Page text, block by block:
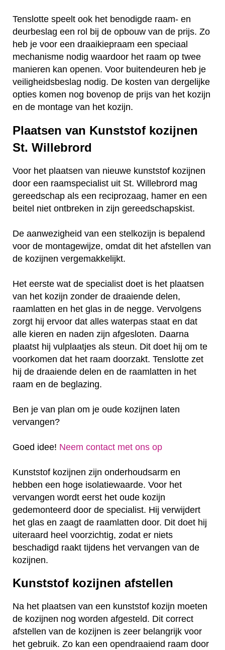
Tenslotte speelt ook het benodigde raam- en
deurbeslag een rol bij de opbouw van de prijs. Zo
heb je voor een draaikiepraam een speciaal
mechanisme nodig waardoor het raam op twee
manieren kan openen. Voor buitendeuren heb je
veiligheidsbeslag nodig. De kosten van dergelijke
opties komen nog bovenop de prijs van het kozijn
en de montage van het kozijn.
Plaatsen van Kunststof kozijnen
St. Willebrord
Voor het plaatsen van nieuwe kunststof kozijnen
door een raamspecialist uit St. Willebrord mag
gereedschap als een reciprozaag, hamer en een
beitel niet ontbreken in zijn gereedschapskist.
De aanwezigheid van een stelkozijn is bepalend
voor de montagewijze, omdat dit het afstellen van
de kozijnen vergemakkelijkt.
Het eerste wat de specialist doet is het plaatsen
van het kozijn zonder de draaiende delen,
raamlatten en het glas in de negge. Vervolgens
zorgt hij ervoor dat alles waterpas staat en dat
alle kieren en naden zijn afgesloten. Daarna
plaatst hij vulplaatjes als steun. Dit doet hij om te
voorkomen dat het raam doorzakt. Tenslotte zet
hij de draaiende delen en de raamlatten in het
raam en de beglazing.
Ben je van plan om je oude kozijnen laten
vervangen?
Goed idee! Neem contact met ons op
Kunststof kozijnen zijn onderhoudsarm en
hebben een hoge isolatiewaarde. Voor het
vervangen wordt eerst het oude kozijn
gedemonteerd door de specialist. Hij verwijdert
het glas en zaagt de raamlatten door. Dit doet hij
uiteraard heel voorzichtig, zodat er niets
beschadigd raakt tijdens het vervangen van de
kozijnen.
Kunststof kozijnen afstellen
Na het plaatsen van een kunststof kozijn moeten
de kozijnen nog worden afgesteld. Dit correct
afstellen van de kozijnen is zeer belangrijk voor
het gebruik. Zo kan een opendraaiend raam door